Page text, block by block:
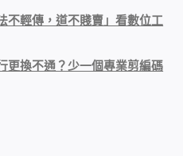
手冊
不輕傳，道不賤賣」看數位工
更換不通？少一個專業剪編碼